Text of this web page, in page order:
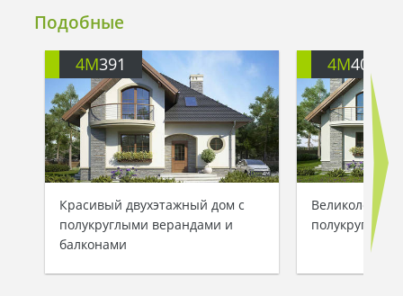
Подобные
4M391
Красивый двухэтажный дом с
полукруглыми верандами и
балконами
4M401